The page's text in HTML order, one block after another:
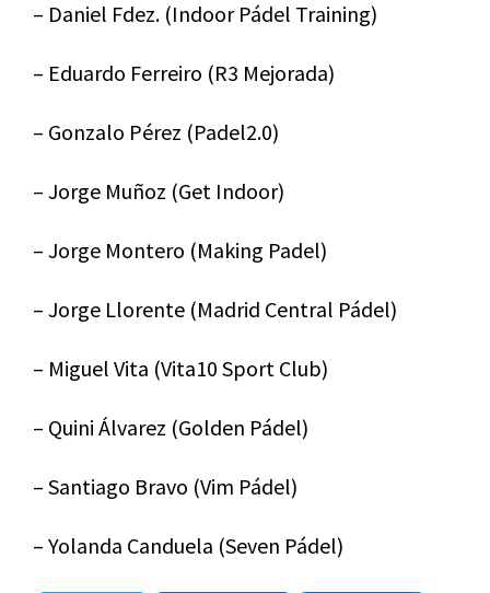
– Daniel Fdez. (Indoor Pádel Training)
– Eduardo Ferreiro (R3 Mejorada)
– Gonzalo Pérez (Padel2.0)
– Jorge Muñoz (Get Indoor)
– Jorge Montero (Making Padel)
– Jorge Llorente (Madrid Central Pádel)
– Miguel Vita (Vita10 Sport Club)
– Quini Álvarez (Golden Pádel)
– Santiago Bravo (Vim Pádel)
– Yolanda Canduela (Seven Pádel)